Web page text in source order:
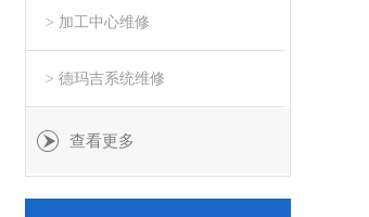
> 加工中心维修
> 德玛吉系统维修
查看更多